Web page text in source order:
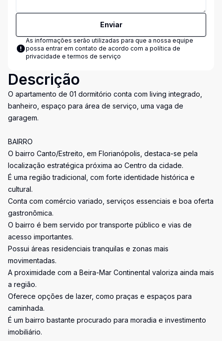
Enviar
As informações serão utilizadas para que a nossa equipe
possa entrar em contato de acordo com a política de
privacidade e termos de serviço
Descrição
O apartamento de 01 dormitório conta com living integrado,
banheiro, espaço para área de serviço, uma vaga de
garagem.
BAIRRO
O bairro Canto/Estreito, em Florianópolis, destaca-se pela
localização estratégica próxima ao Centro da cidade.
É uma região tradicional, com forte identidade histórica e
cultural.
Conta com comércio variado, serviços essenciais e boa oferta
gastronômica.
O bairro é bem servido por transporte público e vias de
acesso importantes.
Possui áreas residenciais tranquilas e zonas mais
movimentadas.
A proximidade com a Beira-Mar Continental valoriza ainda mais
a região.
Oferece opções de lazer, como praças e espaços para
caminhada.
É um bairro bastante procurado para moradia e investimento
imobiliário.